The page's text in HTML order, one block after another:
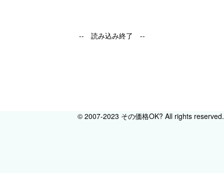
-- 読み込み終了 --
© 2007-2023 その価格OK? All rights reserved.